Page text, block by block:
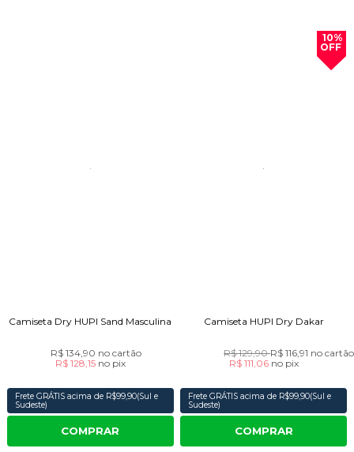
Camiseta Dry HUPI Sand Masculina
R$ 134,90 no cartão
R$ 128,15 no pix
Frete GRÁTIS acima de R$99,90(Sul e
Sudeste)
COMPRAR
10%
OFF
Camiseta HUPI Dry Dakar
R$ 129,90R$ 116,91 no cartão
R$ 111,06 no pix
Frete GRÁTIS acima de R$99,90(Sul e
Sudeste)
COMPRAR